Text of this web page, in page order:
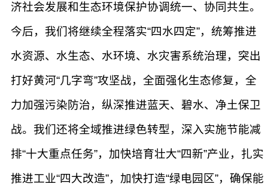
济社会发展和生态环境保护协调统一、协同共生。
今后，我们将继续全程落实“四水四定”，统筹推进
水资源、水生态、水环境、水灾害系统治理，突出
打好黄河“几字弯”攻坚战，全面强化生态修复，全
力加强污染防治，纵深推进蓝天、碧水、净土保卫
战。我们还将全域推进绿色转型，深入实施节能减
排“十大重点任务”，加快培育壮大“四新”产业，扎实
推进工业“四大改造”，加快打造“绿电园区”，确保能